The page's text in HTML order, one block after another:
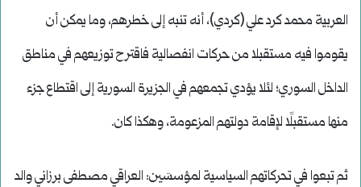
العربية محمد كرد علي (كردي)، أنه تنبه إلى خطرهم، وما يمكن أن
يقوموا فيه مستقبلا من حركات انفصالية فاقترح توزيعهم في مناطق
الداخل السوري؛ لئلا يؤدي تجمعهم في الجزيرة السورية إلى اقتطاع جزء
منها مستقبلًا لإقامة دولتهم المزعومة، وهكذا كان.
ثم تبعوا في تحركاتهم السياسية لمؤسسَين: العراقي مصطفى برزاني والد